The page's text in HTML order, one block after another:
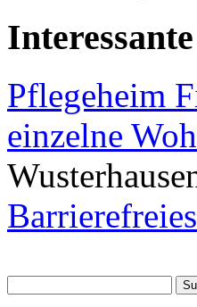
Pflegeheim
einzelne